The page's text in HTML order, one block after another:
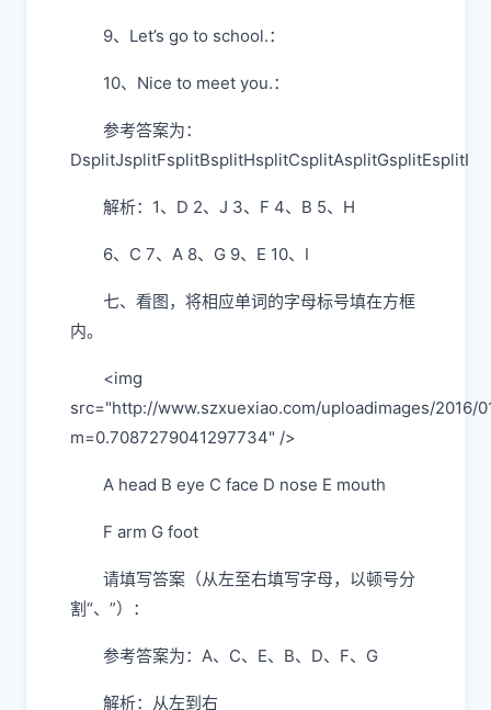
9、Let’s go to school.：
10、Nice to meet you.：
参考答案为：
DsplitJsplitFsplitBsplitHsplitCsplitAsplitGsplitEsplitI
解析：1、D 2、J 3、F 4、B 5、H
6、C 7、A 8、G 9、E 10、I
七、看图，将相应单词的字母标号填在方框
内。
<img
src="http://www.szxuexiao.com/uploadimages/2016/
m=0.7087279041297734" />
A head B eye C face D nose E mouth
F arm G foot
请填写答案（从左至右填写字母，以顿号分
割“、”）：
参考答案为：A、C、E、B、D、F、G
解析：从左到右